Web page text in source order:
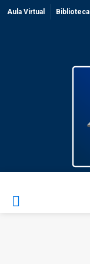
Aula Virtual Biblioteca